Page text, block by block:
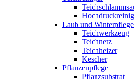
Laub und Winterpflege
Teichwerkzeug
Teichnetz
Teichheizer
Kescher
Pflanzenpflege
Pflanzsubstrat